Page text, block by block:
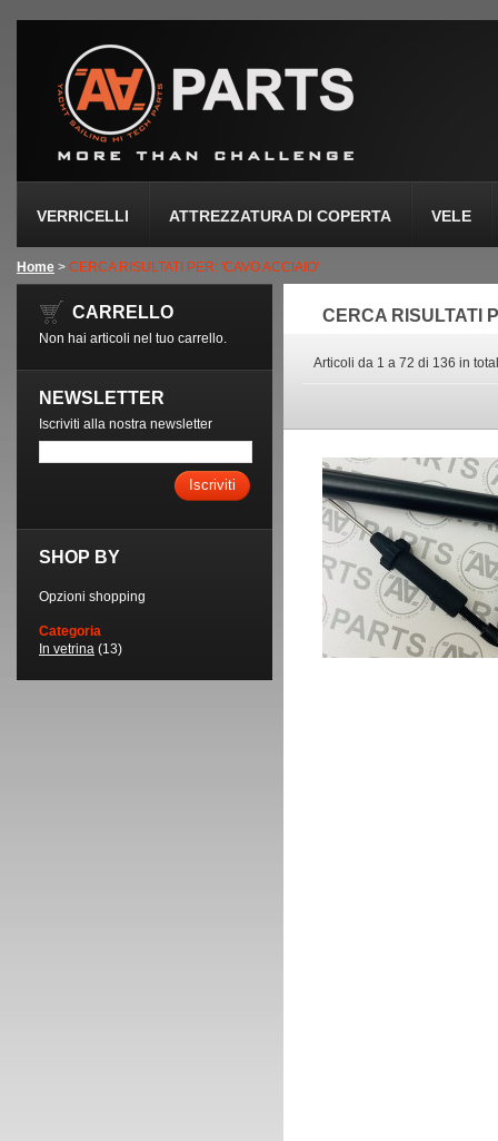
VERRICELLI ATTREZZATURA DI COPERTA VELE
Home > CERCA RISULTATI PER: 'CAVO ACCIAIO'
CERCA RISULTATI
Articoli da 1 a 72 di 136 in
CARRELLO
Non hai articoli nel tuo carrello.
NEWSLETTER
Iscriviti alla nostra newsletter
Iscriviti
SHOP BY
Opzioni shopping
Categoria
In vetrina (13)